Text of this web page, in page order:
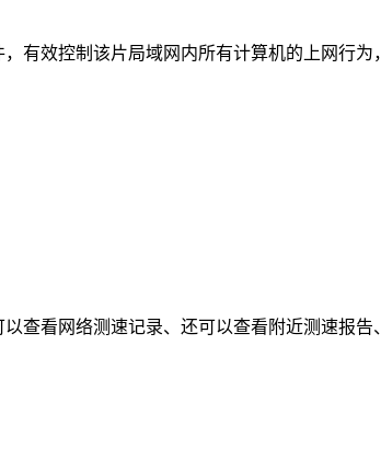
有效控制该片局域网内所有计算机的上网行
看网络测速记录、还可以查看附近测速报告